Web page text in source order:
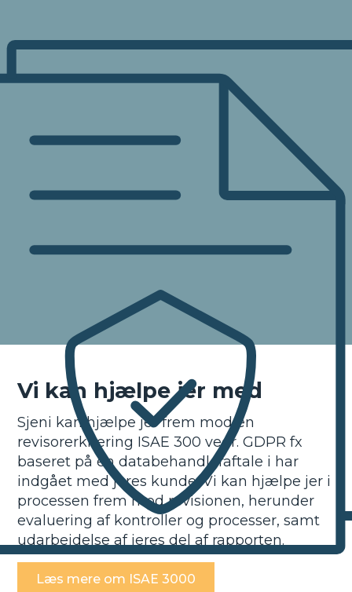
Vi kan hjælpe jer med
Sjeni kan hjælpe jer frem mod en
revisorerklæring ISAE 300 vedr. GDPR fx
baseret på en databehandleraftale i har
indgået med jeres kunde. Vi kan hjælpe jer i
processen frem mod revisionen, herunder
evaluering af kontroller og processer, samt
udarbejdelse af jeres del af rapporten.
Læs mere om ISAE 3000